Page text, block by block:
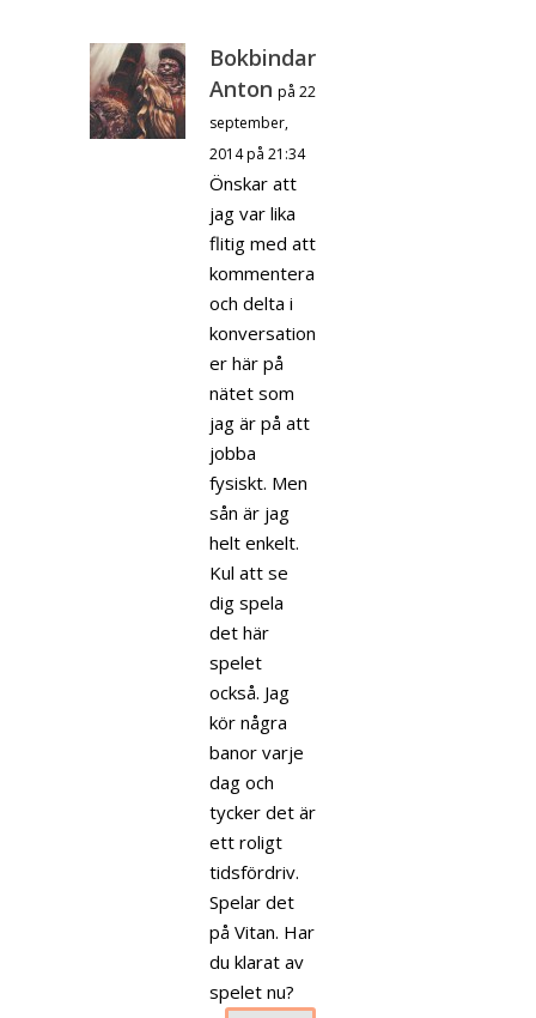
Bokbindar
Anton på 22
september,
2014 på 21:34
Önskar att
jag var lika
flitig med att
kommentera
och delta i
konversation
er här på
nätet som
jag är på att
jobba
fysiskt. Men
sån är jag
helt enkelt.
Kul att se
dig spela
det här
spelet
också. Jag
kör några
banor varje
dag och
tycker det är
ett roligt
tidsfördriv.
Spelar det
på Vitan. Har
du klarat av
spelet nu?